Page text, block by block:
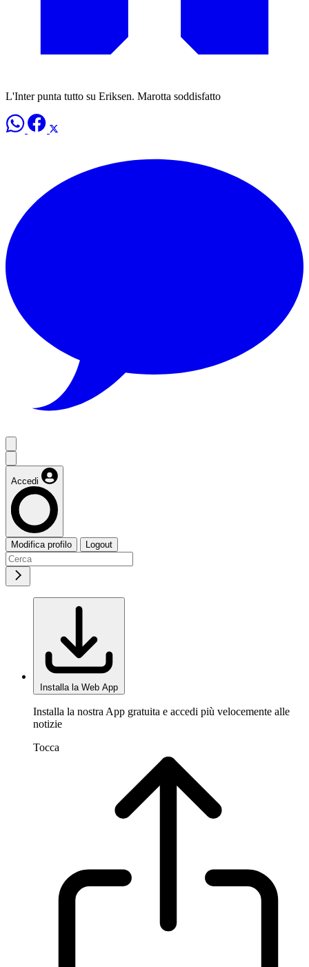
L'Inter punta tutto su Eriksen. Marotta soddisfatto
Accedi
Modifica profilo Logout
Installa la Web App
Installa la nostra App gratuita e accedi più velocemente alle
notizie
Tocca